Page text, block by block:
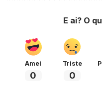
E ai? O
Amei
0
Triste
0